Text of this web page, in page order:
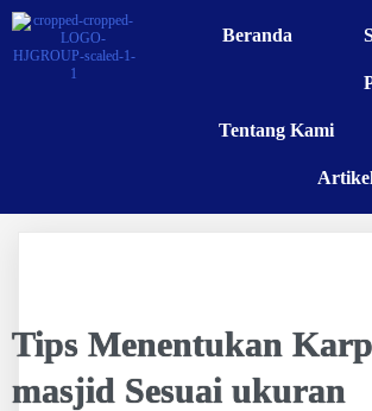
Beranda
Tentang Kami
Tips Menentukan
masjid Sesuai ukuran